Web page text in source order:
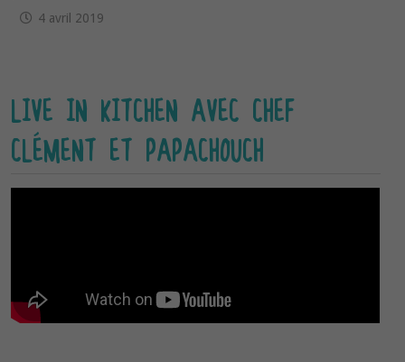
4 avril 2019
LIVE IN KITCHEN AVEC CHEF
CLÉMENT ET PAPACHOUCH